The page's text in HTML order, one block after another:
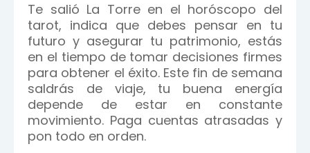
Te salió La Torre en el horóscopo del
tarot, indica que debes pensar en tu
futuro y asegurar tu patrimonio, estás
en el tiempo de tomar decisiones firmes
para obtener el éxito. Este fin de semana
saldrás de viaje, tu buena energía
depende de estar en constante
movimiento. Paga cuentas atrasadas y
pon todo en orden.